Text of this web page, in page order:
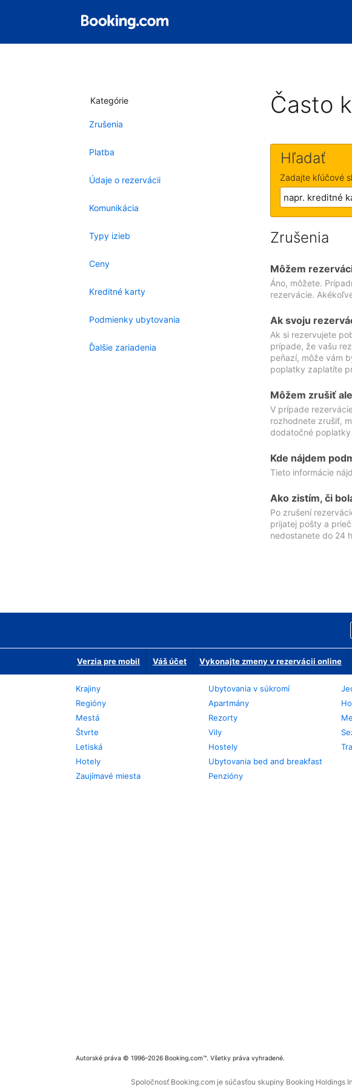
Kategórie
Zrušenia
Platba
Údaje o rezervácii
Komunikácia
Typy izieb
Ceny
Kreditné karty
Podmienky ubytovania
Ďalšie zariadenia
Často
Hľadať
Zadajte kľúčové
Zrušenia
Môžem
Áno, môžete.
rezervácie.
Ak svoju
Ak si rezervujete
prípade, že vašu
peňazí, môže vám
poplatky zaplatíte
Môžem zrušiť
V prípade
rozhodnete zrušiť,
dodatočné
Kde nájdem
Tieto informácie
Ako zistím, či
Po zrušení
prijatej pošty a
nedostanete do 24
Verzia pre mobil Váš účet Vykonajte zmeny v rezervácii online
Krajiny
Regióny
Mestá
Štvrte
Letiská
Hotely
Zaujímavé miesta
Ubytovania v súkromí
Apartmány
Rezorty
Vily
Hostely
Ubytovania bed and breakfast
Penzióny
Autorské práva © 1996–2026 Booking.com™. Všetky práva vyhradené.
Spoločnosť Booking.com je súčasťou skupiny Booking